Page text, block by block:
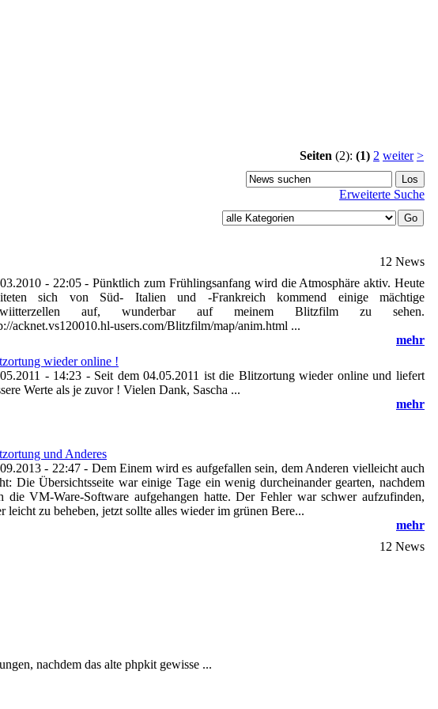
Seiten (2): (1) 2 weiter >
Erweiterte Suche
12 News
- 22:05-Pünktlich zum Frühlingsanfang wird die Atmosphäre aktiv. Heute
sich von Süd- Italien und -Frankreich kommend einige mächtige
auf, wunderbar auf meinem Blitzfilm zu sehen.
acknet.vs120010.hl-users.com/Blitzfilm/map/anim.html ...
mehr
wieder online !
- 14:23 - Seit dem 04.05.2011 ist die Blitzortung wieder online und liefert
Werte als je zuvor ! Vielen Dank, Sascha ...
mehr
und Anderes
- 22:47- Dem Einem wird es aufgefallen sein, dem Anderen vielleicht auch
Die Übersichtsseite war einige Tage ein wenig durcheinander gearten, nachdem
die VM-Ware-Software aufgehangen hatte. Der Fehler war schwer aufzufinden,
leicht zu beheben, jetzt sollte alles wieder im grünen Bere...
mehr
12 News
nachdem das alte phpkit gewisse ...